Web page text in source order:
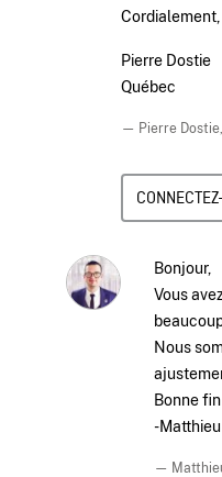
Cordialement,
Pierre Dostie
Québec
— Pierre Dostie,
Bonjour,
Vous
Nous
Bonne
-Matthieu
—